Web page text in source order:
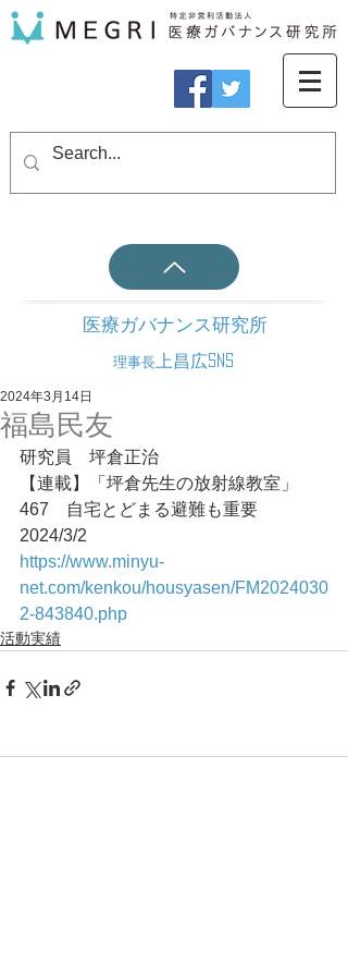
医療ガバナンス研究所
理事長 上昌広SNS
福島民友
2024年3月14日
研究員　坪倉正治
【連載】「坪倉先生の放射線教室」
467　自宅とどまる避難も重要
2024/3/2
https://www.minyu-
net.com/kenkou/housyasen/FM2024030
2-843840.php
活動実績